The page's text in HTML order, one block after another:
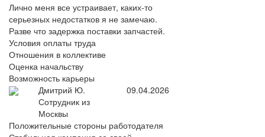
Лично меня все устраивает, каких-то
серьезных недостатков я не замечаю.
Разве что задержка поставки запчастей.
Условия оплаты труда
Отношения в коллективе
Оценка начальству
Возможность карьеры
Дмитрий Ю.
Сотрудник из
Москвы
09.04.2026
Положительные стороны работодателя